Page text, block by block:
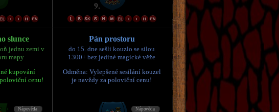
slunce
jednu zemi v
mapy
kupování
cenu!
Pán prostoru
do 15. dne sešli kouzlo se silou
1300+ bez jediné magické věže
Odměna: Vylepšené sesílání kouzel
je navždy za poloviční cenu!